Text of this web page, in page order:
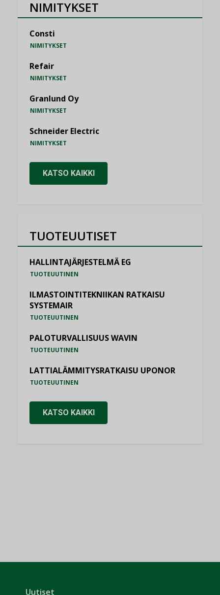
NIMITYKSET
Consti
NIMITYKSET
Refair
NIMITYKSET
Granlund Oy
NIMITYKSET
Schneider Electric
NIMITYKSET
KATSO KAIKKI
TUOTEUUTISET
HALLINTAJÄRJESTELMÄ EG
TUOTEUUTINEN
ILMASTOINTITEKNIIKAN RATKAISU
SYSTEMAIR
TUOTEUUTINEN
PALOTURVALLISUUS WAVIN
TUOTEUUTINEN
LATTIALÄMMITYSRATKAISU UPONOR
TUOTEUUTINEN
KATSO KAIKKI
Uutiset